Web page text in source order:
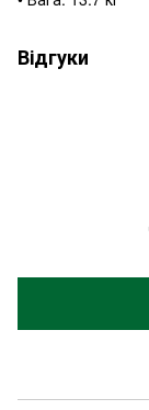
Відгуки